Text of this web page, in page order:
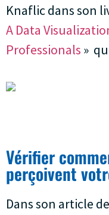
Knaflic dans son
A Data
Professionals »
Vérifier
perçoivent
Dans son article